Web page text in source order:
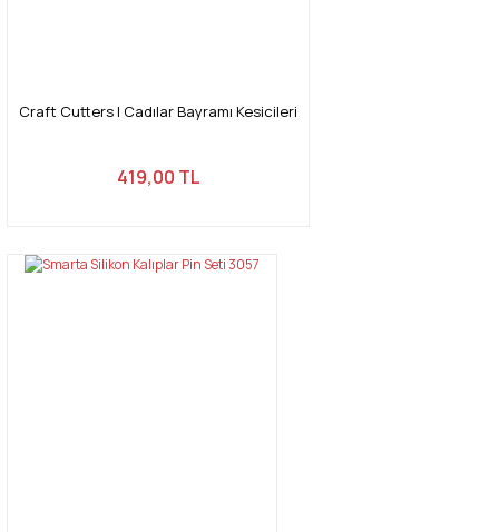
Craft Cutters | Cadılar Bayramı Kesicileri
419,00 TL